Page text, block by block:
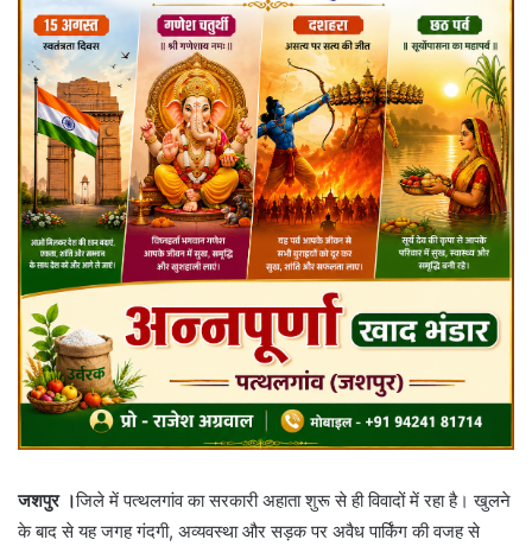
जशपुर ।जिले में पत्थलगांव का सरकारी अहाता शुरू से ही विवादों में रहा है। खुलने
के बाद से यह जगह गंदगी, अव्यवस्था और सड़क पर अवैध पार्किंग की वजह से